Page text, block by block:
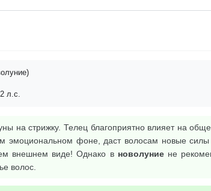
л.с.
на стрижку. Телец благоприятно влияет на
эмоциональном фоне, даст волосам новые силы
внешнем виде! Однако в новолуниене
волос.